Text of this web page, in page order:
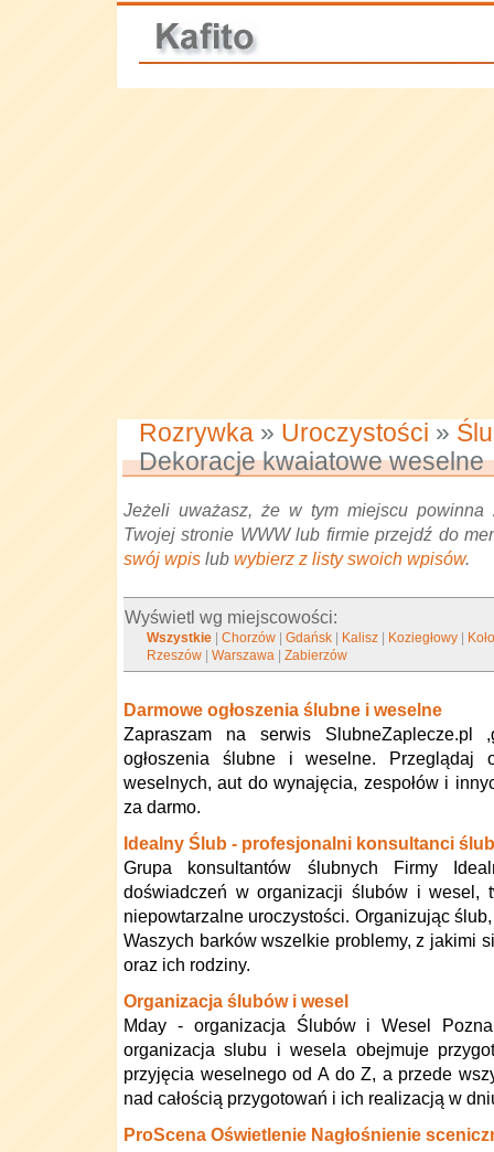
Rozrywka » Uroczystości »
Dekoracje kwaiatowe weselne
Jeżeli uważasz, że w tym miejscu powinna
Twojej stronie WWW lub firmie przejdź do
swój wpis lub wybierz z listy swoich wpisów.
Wyświetl wg miejscowości:
Wszystkie |Chorzów |Gdańsk Kalisz Koziegłowy
Rzeszów |Warszawa |Zabierzów
Darmowe ogłoszenia ślubne i weselne
Zapraszam na serwis SlubneZaplecze.pl
ogłoszenia ślubne i weselne. Przeglądaj
weselnych, aut do wynajęcia, zespołów i
za darmo.
Idealny Ślub - profesjonalni konsultanci
Grupa konsultantów ślubnych Firmy
doświadczeń w organizacji ślubów i wesel,
niepowtarzalne uroczystości. Organizując
Waszych barków wszelkie problemy, z jakimi
oraz ich rodziny.
Organizacja ślubów i wesel
Mday - organizacja Ślubów i Wesel
organizacja slubu i wesela obejmuje
przyjęcia weselnego od A do Z, a przede
nad całością przygotowań i ich realizacją w
ProScena Oświetlenie Nagłośnienie